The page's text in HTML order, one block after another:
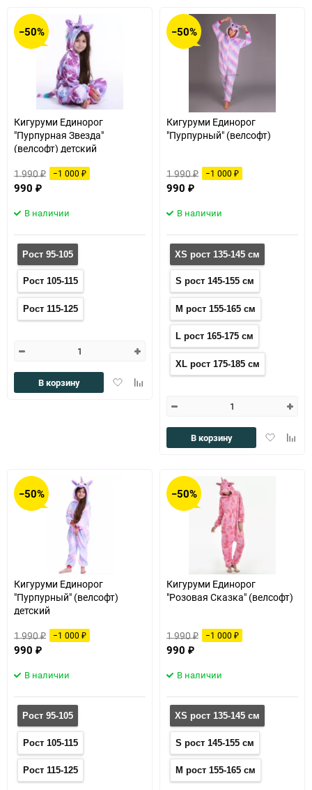
−50%
Кигуруми Единорог
"Пурпурная Звезда"
(велсофт) детский
1 990₽ −1 000 ₽
990 ₽
В наличии
Рост 95-105
Рост 105-115
Рост 115-125
ДобавитьДобавить
сравнению
В корзину
−50%
Кигуруми Единорог
"Пурпурный" (велсофт)
1 990₽ −1 000 ₽
990 ₽
В наличии
XS рост 135-145 см
S рост 145-155 см
M рост 155-165 см
L рост 165-175 см
XL рост 175-185 см
Добавить
В корзину
−50%
Кигуруми Единорог
"Пурпурный" (велсофт)
детский
1 990₽ −1 000 ₽
990 ₽
В наличии
Рост 95-105
Рост 105-115
Рост 115-125
−50%
Кигуруми Единорог
"Розовая Сказка" (велсофт)
1 990₽ −1 000 ₽
990 ₽
В наличии
XS рост 135-145 см
S рост 145-155 см
M рост 155-165 см